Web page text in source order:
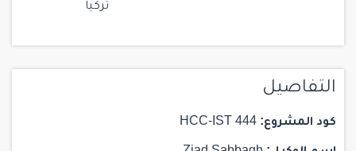
تركيا
التفاصيل
كود المشروع: